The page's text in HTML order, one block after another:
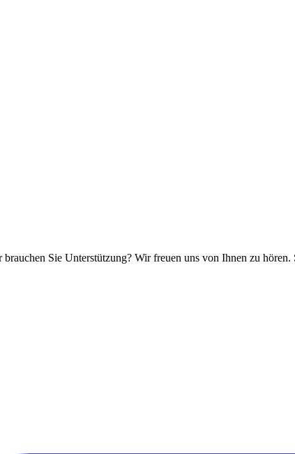
brauchen Sie Unterstützung? Wir freuen uns von Ihnen zu